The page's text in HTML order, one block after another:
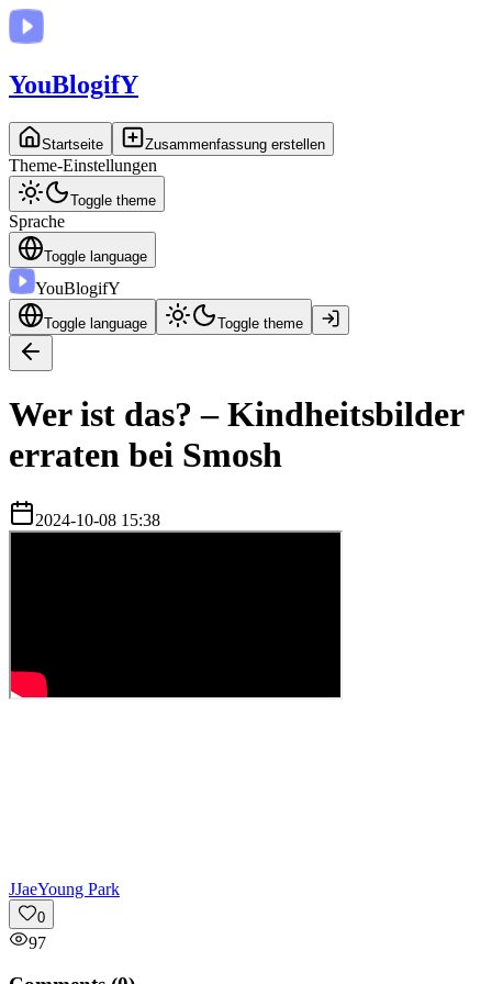
YouBlogifY
Startseite Zusammenfassung erstellen
Theme-Einstellungen
Toggle theme
Sprache
Toggle language
YouBlogifY
Toggle language Toggle theme
Wer ist das? – Kindheitsbilder
erraten bei Smosh
2024-10-08 15:38
JJaeYoung Park
0
97